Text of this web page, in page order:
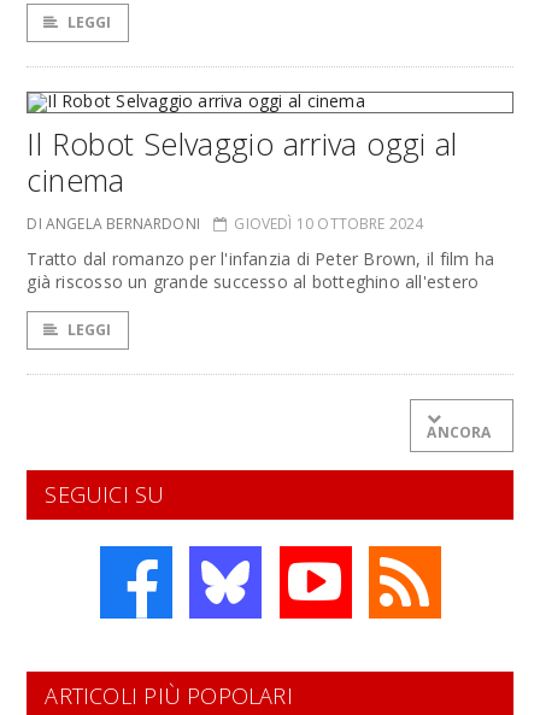
LEGGI
Il Robot Selvaggio arriva oggi al
cinema
DI ANGELA BERNARDONI GIOVEDÌ 10 OTTOBRE 2024
Tratto dal romanzo per l'infanzia di Peter Brown, il film ha
già riscosso un grande successo al botteghino all'estero
LEGGI
ANCORA
SEGUICI SU
ARTICOLI PIÙ POPOLARI